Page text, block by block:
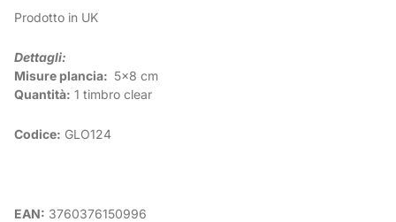
Prodotto in UK
Dettagli:
Misure plancia: 5x8 cm
Quantità: 1 timbro clear
Codice: GLO124
EAN: 3760376150996